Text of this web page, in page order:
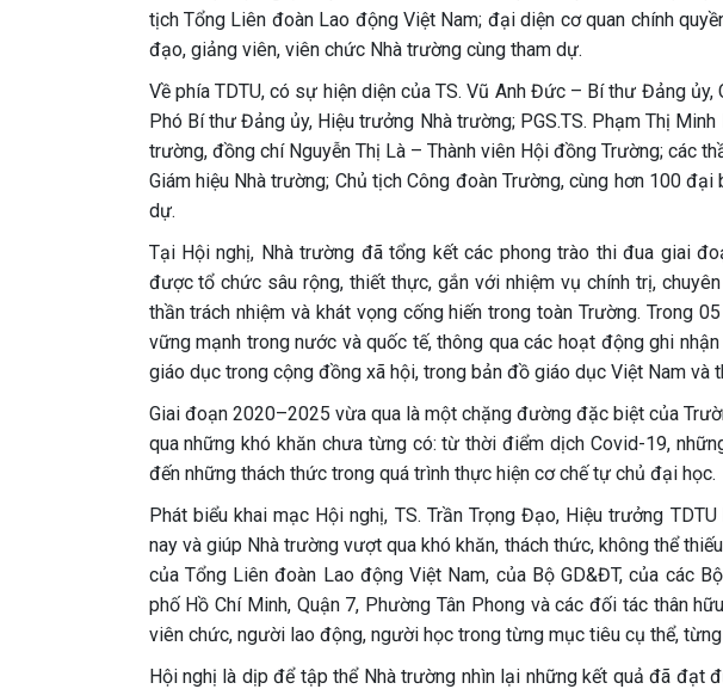
tịch Tổng Liên đoàn Lao động Việt Nam; đại diện cơ quan chính
đạo, giảng viên, viên chức Nhà trường cùng tham dự.
Về phía TDTU, có sự hiện diện của TS. Vũ Anh Đức – Bí thư Đảng
Phó Bí thư Đảng ủy, Hiệu trưởng Nhà trường; PGS.TS. Phạm Thị
trường, đồng chí Nguyễn Thị Là – Thành viên Hội đồng Trường; các
Giám hiệu Nhà trường; Chủ tịch Công đoàn Trường, cùng hơn 100
dự.
Tại Hội nghị, Nhà trường đã tổng kết các phong trào thi đua giai
được tổ chức sâu rộng, thiết thực, gắn với nhiệm vụ chính trị,
thần trách nhiệm và khát vọng cống hiến trong toàn Trường. Trong
vững mạnh trong nước và quốc tế, thông qua các hoạt động ghi
giáo dục trong cộng đồng xã hội, trong bản đồ giáo dục Việt Nam và
Giai đoạn 2020–2025 vừa qua là một chặng đường đặc biệt của
qua những khó khăn chưa từng có: từ thời điểm dịch Covid-19,
đến những thách thức trong quá trình thực hiện cơ chế tự chủ đại học.
Phát biểu khai mạc Hội nghị, TS. Trần Trọng Đạo, Hiệu trưởng
nay và giúp Nhà trường vượt qua khó khăn, thách thức, không thể
của Tổng Liên đoàn Lao động Việt Nam, của Bộ GD&ĐT, của các
phố Hồ Chí Minh, Quận 7, Phường Tân Phong và các đối tác thân
viên chức, người lao động, người học trong từng mục tiêu cụ thể,
Hội nghị là dịp để tập thể Nhà trường nhìn lại những kết quả đã đạt